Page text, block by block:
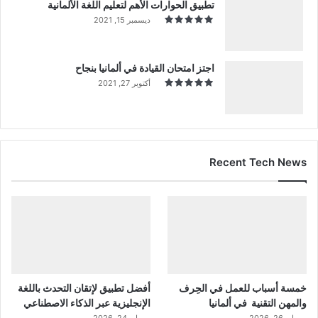
تطبيق الحوارات الأهم لتعليم اللغة الألمانية
ديسمبر 15, 2021
اجتز امتحان القيادة في ألمانيا بنجاح
أكتوبر 27, 2021
Recent Tech News
خمسة أسباب للعمل في الحِرف
والمهن التقنية في ألمانيا
أفضل تطبيق لإتقان التحدث باللغة
الإنجليزية عبر الذكاء الاصطناعي